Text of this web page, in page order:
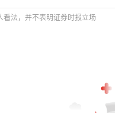
看法，并不表明证券时报立场